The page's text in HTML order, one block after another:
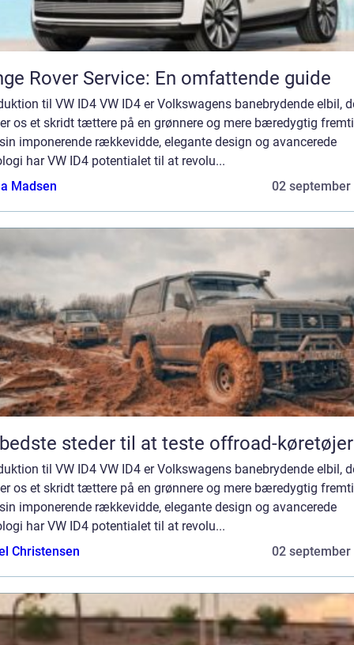
Rover Service: En omfattende guide
til VW ID4 VW ID4 er Volkswagens banebrydende elbil,
os et skridt tættere på en grønnere og mere bæredygtig
imponerende rækkevidde, elegante design og avancerede
har VW ID4 potentialet til at revolu...
Madsen
02 september
steder til at teste offroad-køretøjer
til VW ID4 VW ID4 er Volkswagens banebrydende elbil,
os et skridt tættere på en grønnere og mere bæredygtig
imponerende rækkevidde, elegante design og avancerede
har VW ID4 potentialet til at revolu...
Christensen
02 september